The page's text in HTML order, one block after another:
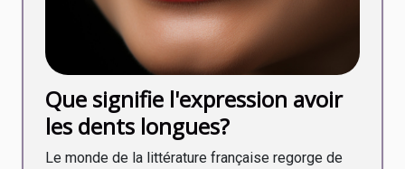
Que signifie l'expression avoir
les dents longues?
Le monde de la littérature française regorge de